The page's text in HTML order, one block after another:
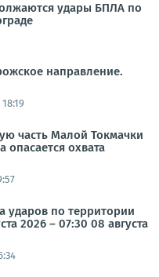
удары БПЛА по
направление.
часть Малой Токмачки
опасается охвата
ударов по территории
2026 – 07:30 08 августа